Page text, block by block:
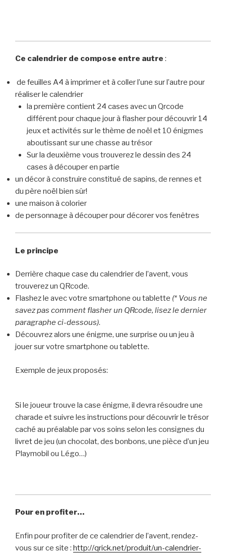
Ce calendrier de compose entre autre :
de feuilles A4 à imprimer et à coller l’une sur l’autre pour
réaliser le calendrier
la première contient 24 cases avec un Qrcode
différent pour chaque jour à flasher pour découvrir 14
jeux et activités sur le thème de noël et 10 énigmes
aboutissant sur une chasse au trésor
Sur la deuxième vous trouverez le dessin des 24
cases à découper en partie
un décor à construire constitué de sapins, de rennes et
du père noël bien sûr!
une maison à colorier
de personnage à découper pour décorer vos fenêtres
Le principe
Derrière chaque case du calendrier de l’avent, vous
trouverez un QRcode.
Flashez le avec votre smartphone ou tablette (* Vous ne
savez pas comment flasher un QRcode, lisez le dernier
paragraphe ci-dessous).
Découvrez alors une énigme, une surprise ou un jeu à
jouer sur votre smartphone ou tablette.
Exemple de jeux proposés:
Si le joueur trouve la case énigme, il devra résoudre une
charade et suivre les instructions pour découvrir le trésor
caché au préalable par vos soins selon les consignes du
livret de jeu (un chocolat, des bonbons, une pièce d’un jeu
Playmobil ou Légo…)
Pour en profiter…
Enfin pour profiter de ce calendrier de l’avent, rendez-
vous sur ce site : http://qrick.net/produit/un-calendrier-